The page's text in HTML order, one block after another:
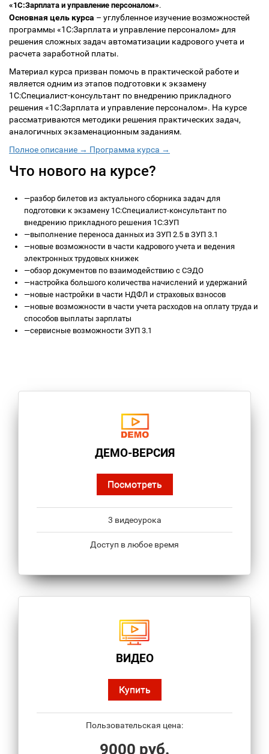
«1С:Зарплата и управление персоналом».
Основная цель курса – углубленное изучение возможностей
программы «1С:Зарплата и управление персоналом» для
решения сложных задач автоматизации кадрового учета и
расчета заработной платы.
Материал курса призван помочь в практической работе и
является одним из этапов подготовки к экзамену
1С:Специалист-консультант по внедрению прикладного
решения «1С:Зарплата и управление персоналом». На курсе
рассматриваются методики решения практических задач,
аналогичных экзаменационным заданиям.
Полное описание → Программа курса →
Что нового на курсе?
—разбор билетов из актуального сборника задач для
подготовки к экзамену 1С:Специалист-консультант по
внедрению прикладного решения 1С:ЗУП
—выполнение переноса данных из ЗУП 2.5 в ЗУП 3.1
—новые возможности в части кадрового учета и ведения
электронных трудовых книжек
—обзор документов по взаимодействию с СЭДО
—настройка большого количества начислений и удержаний
—новые настройки в части НДФЛ и страховых взносов
—новые возможности в части учета расходов на оплату труда и
способов выплаты зарплаты
—сервисные возможности ЗУП 3.1
ДЕМО-ВЕРСИЯ
Посмотреть
3 видеоурока
Доступ в любое время
ВИДЕО
Купить
Пользовательская цена:
9000 руб.